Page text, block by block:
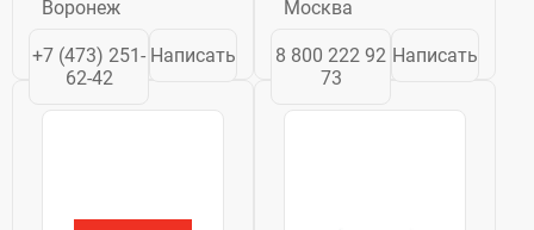
гидравлические и
электрические
тележки,
штабелеры,
Воронеж
+7 (473) 251-
62-42
Написать
сильная сторона.
Группа ВТБ также
включает в себя
лизинговую
Москва
8 800 222 92
73
Написать